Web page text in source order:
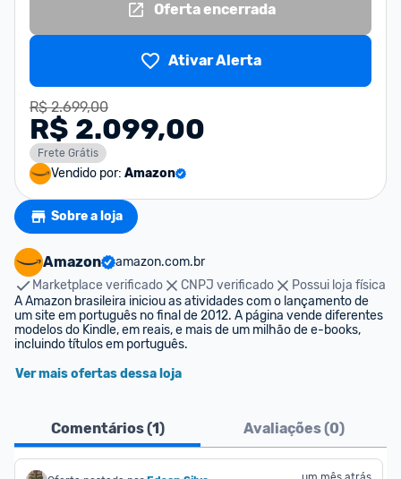
Oferta encerrada
Ativar Alerta
R$ 2.699,00
R$ 2.099,00
Frete Grátis
Vendido por: Amazon
Sobre a loja
Amazon
amazon.com.br
Marketplace verificado
CNPJ verificado
Possui loja física
A Amazon brasileira iniciou as atividades com o lançamento de
um site em português no final de 2012. A página vende diferentes
modelos do Kindle, em reais, e mais de um milhão de e-books,
incluindo títulos em português.
Ver mais ofertas dessa loja
Comentários (1) Avaliações (0)